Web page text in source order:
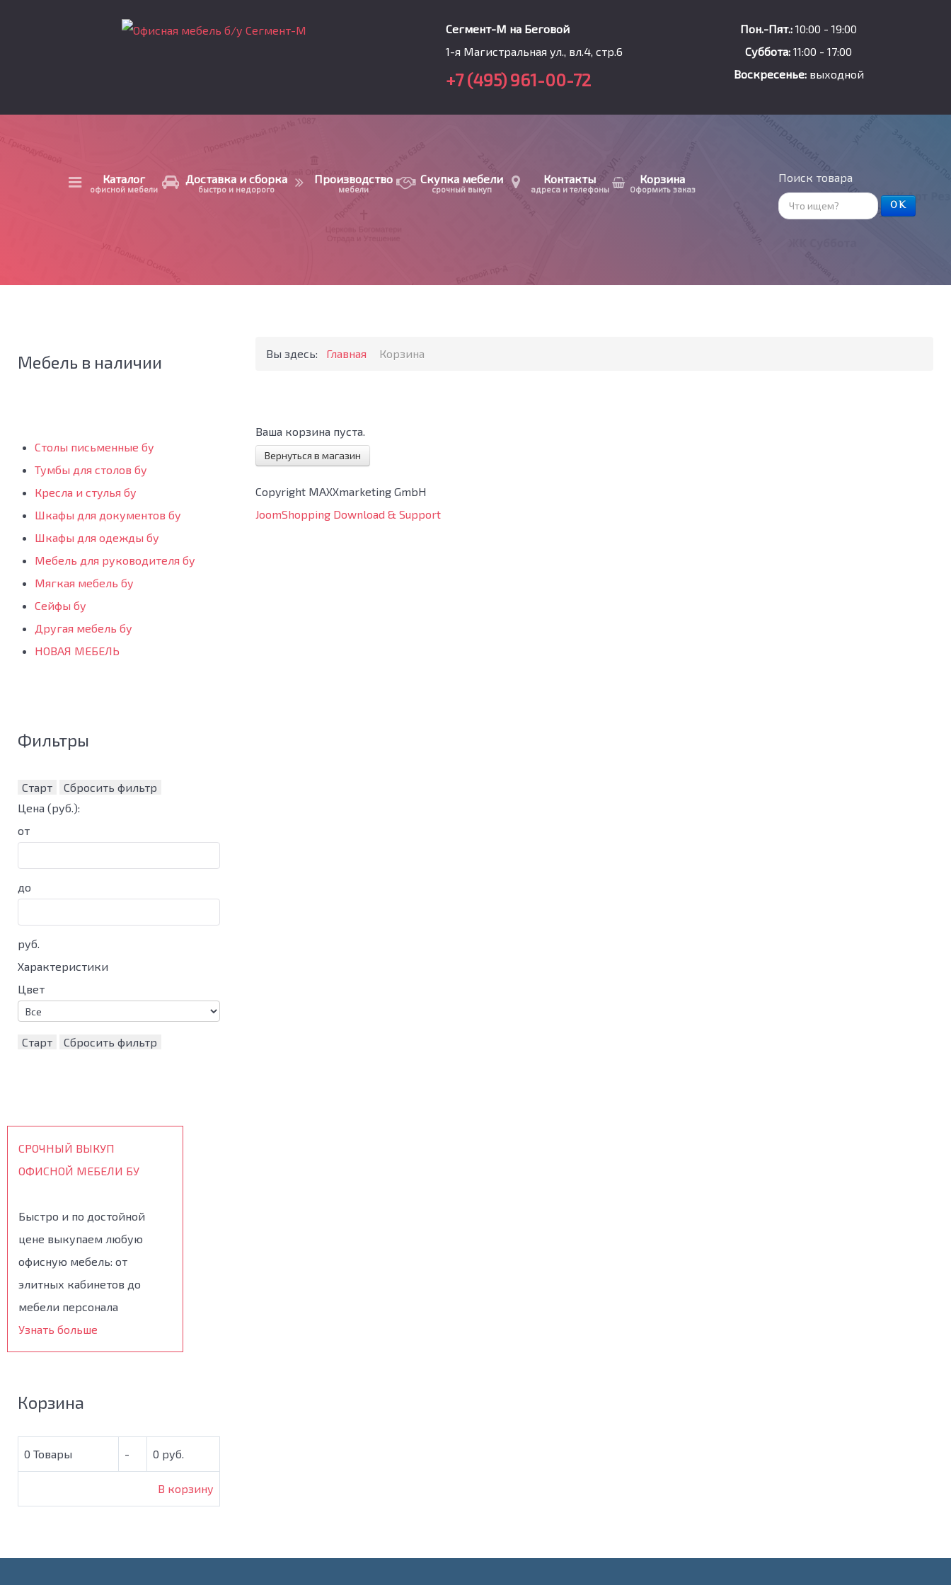
Сегмент-М на Беговой
1-я Магистральная ул., вл.4, стр.6
+7 (495) 961-00-72
Пон.-Пят.:10:00 - 19:00
Суббота: 11:00 - 17:00
Воскресенье:выходной
Каталог
офисной мебели
Доставка и сборка
быстро и недорого
Производство
мебели
Скупка мебели
срочный выкуп
Контакты
адреса и телефоны
Корзина
Оформить заказ
Поиск товара
ОК
Мебель в наличии
Столы письменные бу
Тумбы для столов бу
Кресла и стулья бу
Шкафы для документов бу
Шкафы для одежды бу
Мебель для руководителя бу
Мягкая мебель бу
Сейфы бу
Другая мебель бу
НОВАЯ МЕБЕЛЬ
Фильтры
Старт
Сбросить фильтр
Цена (руб.):
от
до
руб.
Характеристики
Цвет
Старт Сбросить фильтр
СРОЧНЫЙ ВЫКУП
ОФИСНОЙ МЕБЕЛИ БУ
Быстро и по достойной
цене выкупаем любую
офисную мебель: от
элитных кабинетов до
мебели персонала
Узнать больше
Корзина
0 Товары - 0 руб.
В корзину
Вы здесь: Главная Корзина
Ваша корзина пуста.
Вернуться в магазин
Copyright MAXXmarketing GmbH
JoomShopping Download & Support